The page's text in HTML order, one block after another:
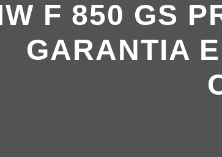
F 850 GS
GARANTIA